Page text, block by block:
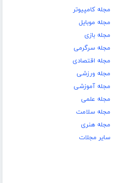
مجله کامپیوتر
مجله موبایل
مجله بازی
مجله سرگرمی
مجله اقتصادی
مجله ورزشی
مجله آموزشی
مجله علمی
مجله سلامت
مجله هنری
سایر مجلات